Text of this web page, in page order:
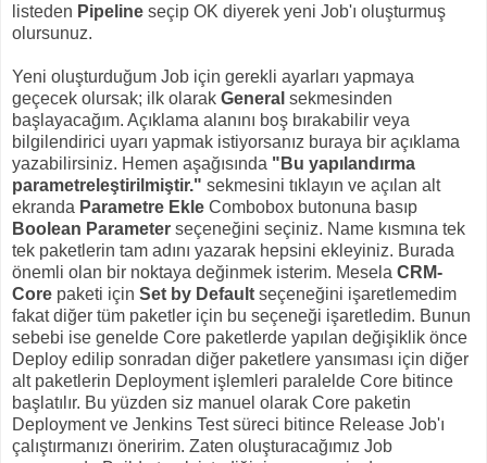
listeden Pipeline seçip OK diyerek yeni Job'ı oluşturmuş
olursunuz.
Yeni oluşturduğum Job için gerekli ayarları yapmaya
geçecek olursak; ilk olarak General sekmesinden
başlayacağım. Açıklama alanını boş bırakabilir veya
bilgilendirici uyarı yapmak istiyorsanız buraya bir açıklama
yazabilirsiniz. Hemen aşağısında "Bu yapılandırma
parametreleştirilmiştir." sekmesini tıklayın ve açılan alt
ekranda Parametre Ekle Combobox butonuna basıp
Boolean Parameter seçeneğini seçiniz. Name kısmına tek
tek paketlerin tam adını yazarak hepsini ekleyiniz. Burada
önemli olan bir noktaya değinmek isterim. Mesela CRM-
Core paketi için Set by Default seçeneğini işaretlemedim
fakat diğer tüm paketler için bu seçeneği işaretledim. Bunun
sebebi ise genelde Core paketlerde yapılan değişiklik önce
Deploy edilip sonradan diğer paketlere yansıması için diğer
alt paketlerin Deployment işlemleri paralelde Core bitince
başlatılır. Bu yüzden siz manuel olarak Core paketin
Deployment ve Jenkins Test süreci bitince Release Job'ı
çalıştırmanızı öneririm. Zaten oluşturacağımız Job